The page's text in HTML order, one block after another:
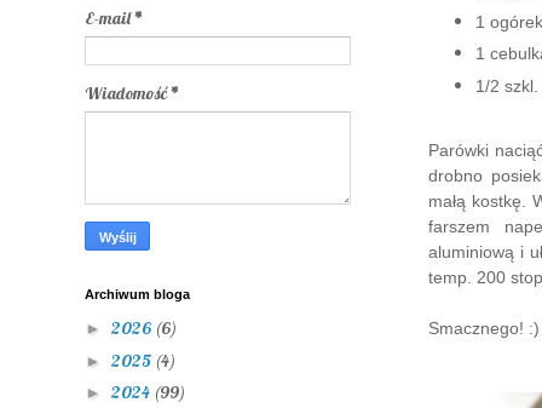
1
1
1/2
Parówki
drobno
małą kostkę.
farszem
aluminiową i
temp. 200
Smacznego! :)
E-mail*
Wiadomość*
Archiwum bloga
► 2026 (6)
► 2025 (4)
► 2024 (99)